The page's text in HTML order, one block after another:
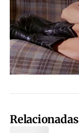
Relacionadas